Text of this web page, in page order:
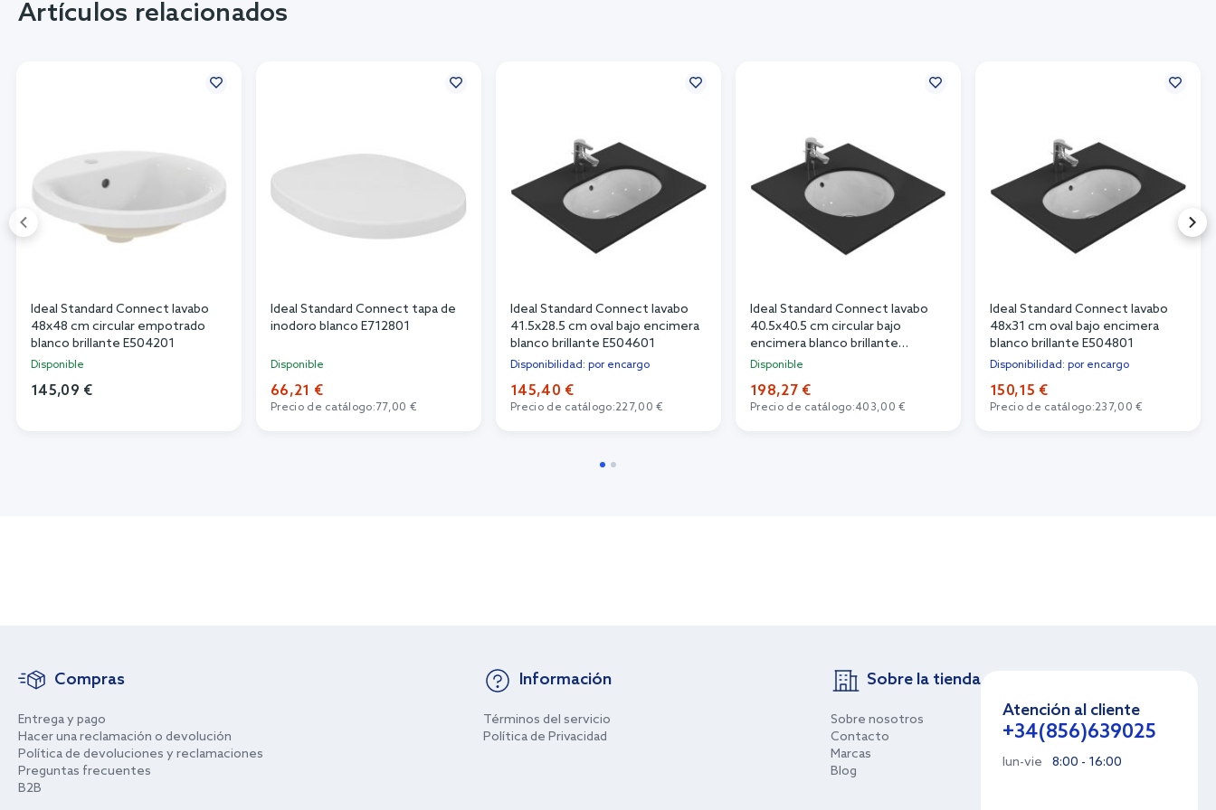
Artículos relacionados
Ideal Standard Connect lavabo
48x48 cm circular empotrado
blanco brillante E504201
Disponible
145,09 €
Ideal Standard Connect tapa de
inodoro blanco E712801
Disponible
66,21 €
Precio de catálogo: 77,00 €
Ideal Standard Connect lavabo
41.5x28.5 cm oval bajo encimera
blanco brillante E504601
Disponibilidad: por encargo
145,40 €
Precio de catálogo:227,00 €
Ideal Standard Connect lavabo
40.5x40.5 cm circular bajo
encimera blanco brillante
E505401
Disponible
198,27 €
Precio de catálogo:403,00 €
Ideal Standard Connect lavabo
48x31 cm oval bajo encimera
blanco brillante E504801
Disponibilidad: por encargo
150,15 €
Precio de catálogo:237,00 €
Compras
Entrega y pago
Hacer una reclamación o devolución
Política de devoluciones y reclamaciones
Preguntas frecuentes
B2B
Información
Términos del servicio
Política de Privacidad
Sobre la tienda
Sobre nosotros
Contacto
Marcas
Blog
Atención al cliente
+34(856)639025
lun-vie 8:00 - 16:00